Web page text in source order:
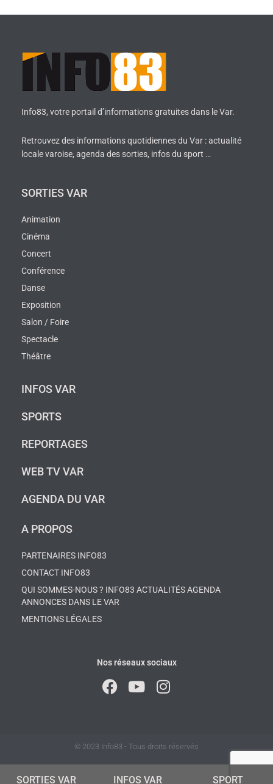
Info83, votre portail d’informations gratuites dans le Var.
Retrouvez des informations quotidiennes du Var : actualité
locale varoise, agenda des sorties, infos du sport …
SORTIES VAR
Animation
Cinéma
Concert
Conférence
Danse
Exposition
Salon / Foire
Spectacle
Théâtre
INFOS VAR
SPORTS
REPORTAGES
WEB TV VAR
AGENDA DU VAR
A PROPOS
PARTENAIRES INFO83
CONTACT INFO83
QUI SOMMES-NOUS ? INFO83 ACTUALITÉS AGENDA
ANNONCES DANS LE VAR
MENTIONS LÉGALES
Nos réseaux sociaux
© 2023 Info83 - Tous droits réservés
SORTIES VAR INFOS VAR SPORT